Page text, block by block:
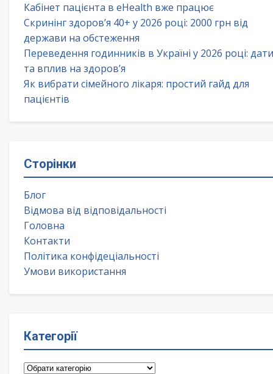
Кабінет пацієнта в eHealth вже працює
Скринінг здоров’я 40+ у 2026 році: 2000 грн від
держави на обстеження
Переведення годинників в Україні у 2026 році: дати
та вплив на здоров’я
Як вибрати сімейного лікаря: простий гайд для
пацієнтів
Сторінки
Блог
Відмова від відповідальності
Головна
Контакти
Політика конфідеціальності
Умови використання
Категорії
Категорії